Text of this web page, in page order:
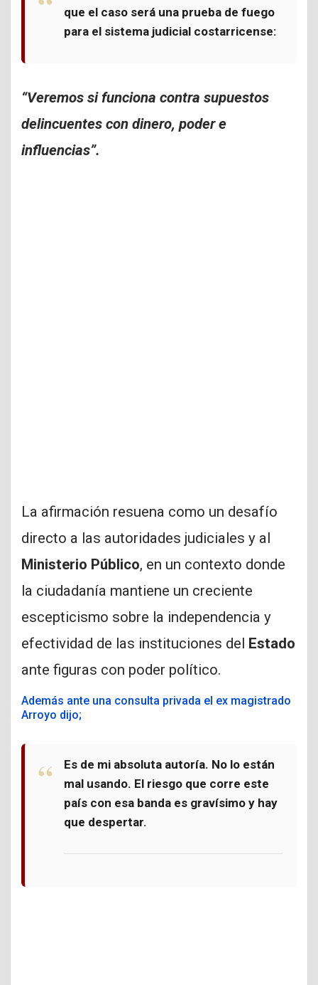
que el caso será una prueba de fuego
para el sistema judicial costarricense:
“Veremos si funciona contra supuestos
delincuentes con dinero, poder e
influencias”.
La afirmación resuena como un desafío
directo a las autoridades judiciales y al
Ministerio Público, en un contexto donde
la ciudadanía mantiene un creciente
escepticismo sobre la independencia y
efectividad de las instituciones del Estado
ante figuras con poder político.
Además ante una consulta privada el ex magistrado
Arroyo dijo;
Es de mi absoluta autoría. No lo están
mal usando. El riesgo que corre este
país con esa banda es gravísimo y hay
que despertar.